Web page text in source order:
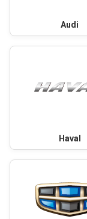
Audi
Haval